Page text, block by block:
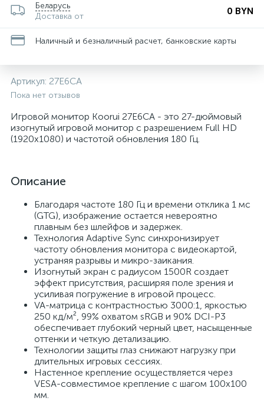
Беларусь
Доставка от
0 BYN
Наличный и безналичный расчет, банковские карты
Артикул: 27E6CA
Пока нет отзывов
Игровой монитор Koorui 27E6CA - это 27-дюймовый
изогнутый игровой монитор с разрешением Full HD
(1920x1080) и частотой обновления 180 Гц.
Описание
Благодаря частоте 180 Гц и времени отклика 1 мс
(GTG), изображение остается невероятно
плавным без шлейфов и задержек.
Технология Adaptive Sync синхронизирует
частоту обновления монитора с видеокартой,
устраняя разрывы и микро-заикания.
Изогнутый экран с радиусом 1500R создает
эффект присутствия, расширяя поле зрения и
усиливая погружение в игровой процесс.
VA-матрица с контрастностью 3000:1, яркостью
250 кд/м², 99% охватом sRGB и 90% DCI-P3
обеспечивает глубокий черный цвет, насыщенные
оттенки и четкую детализацию.
Технологии защиты глаз снижают нагрузку при
длительных игровых сессиях.
Настенное крепление осуществляется через
VESA-совместимое крепление с шагом 100x100
мм.